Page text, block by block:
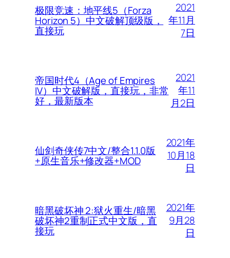
极限竞速：地平线5（Forza
Horizon 5）中文破解顶级版，
直接玩
2021
年11月
7日
帝国时代4（Age of Empires
IV）中文破解版，直接玩，非常
好，最新版本
2021
年11
月2日
仙剑奇侠传7中文/整合1.1.0版
+原生音乐+修改器+MOD
2021年
10月18
日
暗黑破坏神 2:狱火重生/暗黑
破坏神2重制正式中文版，直
接玩
2021年
9月28
日